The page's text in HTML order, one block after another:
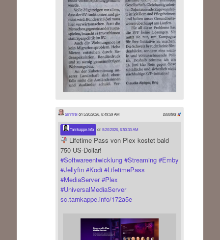
boosted
Sinnfreion 5/20/2026, 8:49:59 AM
Tarnkappe.info on5/20/2026, 6:50:33 AM
Lifetime Pass von Plex kostet bald
750 US-Dollar!
#Softwareentwicklung #Streaming #Emby
#Jellyfin #Kodi #LifetimePass
#MediaServer #Plex
#UniversalMediaServer
sc.tarnkappe.info/172a5e